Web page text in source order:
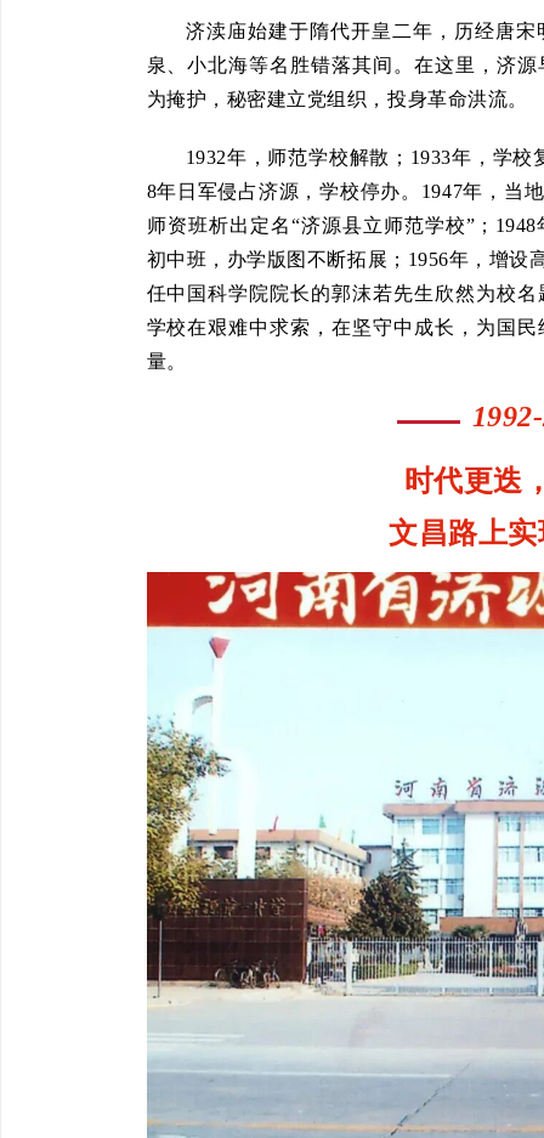
济渎庙始建于隋代开皇二年，历经唐
泉、小北海等名胜错落其间。在这里，济
为掩护，秘密建立党组织，投身革命洪流。
1932年，师范学校解散；1933年，学
8年日军侵占济源，学校停办。1947年，当
师资班析出定名“济源县立师范学校”；
初中班，办学版图不断拓展；1956年，增设
任中国科学院院长的郭沫若先生欣然为校
学校在艰难中求索，在坚守中成长，为国
量。
时代更迭
文昌路上